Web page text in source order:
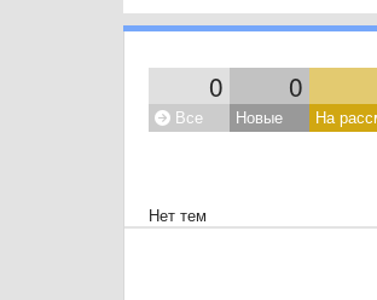
0 0
Все Новые На
Нет тем